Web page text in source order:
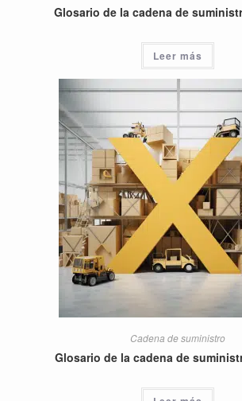
Glosario de la cadena de
Leer más
Cadena de suministro
Glosario de la cadena de